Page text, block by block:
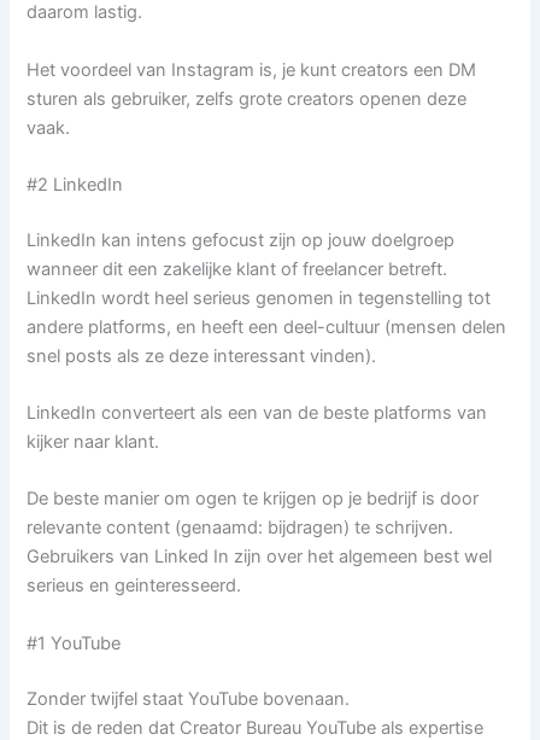
daarom lastig.
Het voordeel van Instagram is, je kunt creators een DM
sturen als gebruiker, zelfs grote creators openen deze
vaak.
#2 LinkedIn
LinkedIn kan intens gefocust zijn op jouw doelgroep
wanneer dit een zakelijke klant of freelancer betreft.
LinkedIn wordt heel serieus genomen in tegenstelling tot
andere platforms, en heeft een deel-cultuur (mensen delen
snel posts als ze deze interessant vinden).
LinkedIn converteert als een van de beste platforms van
kijker naar klant.
De beste manier om ogen te krijgen op je bedrijf is door
relevante content (genaamd: bijdragen) te schrijven.
Gebruikers van Linked In zijn over het algemeen best wel
serieus en geinteresseerd.
#1 YouTube
Zonder twijfel staat YouTube bovenaan.
Dit is de reden dat Creator Bureau YouTube als expertise